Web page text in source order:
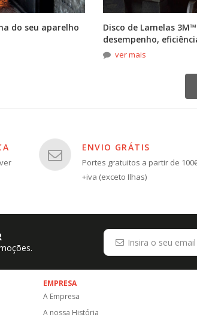
do seu aparelho
Disco de Lamelas
desempenho,
ver mais
ENVIO GRÁTIS
Portes gratuitos a partir de
+iva (exceto Ilhas)
EMPRESA
A Empresa
A nossa História